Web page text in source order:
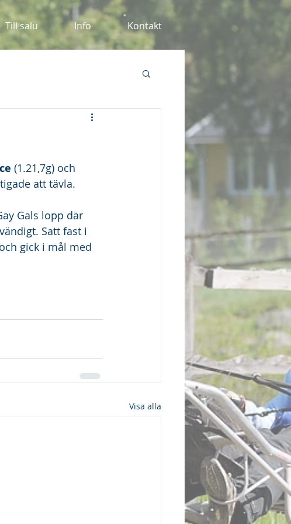
Till salu Info Kontakt
(1.21,7g) och
att tävla.
Gals lopp där
Satt fast i
gick i mål med
Visa alla